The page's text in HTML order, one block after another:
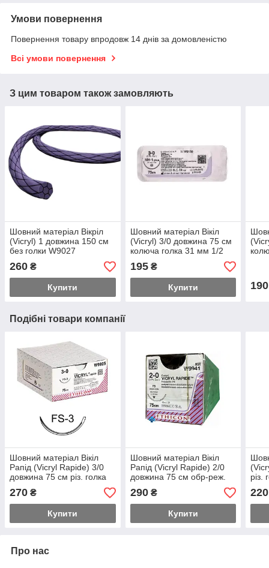
Умови повернення
Повернення товару впродовж 14 днів за домовленістю
Всі умови повернення
З цим товаром також замовляють
Шовний матеріал Вікріл
(Vicryl) 1 довжина 150 см
без голки W9027
260 ₴
Купити
Шовний матеріал Вікіл
(Vicryl) 3/0 довжина 75 см
колюча голка 31 мм 1/2
окружності W9130
195₴
Купити 190
Подібні товари компанії
Шовний матеріал Вікіл
Рапід (Vicryl Rapide) 3/0
довжина 75 см різ. голка
270 ₴
Купити
Шовний матеріал Вікіл
Рапід (Vicryl Rapide) 2/0
довжина 75 см обр-реж.
W9941
290₴
Купити
різ.
220
Про нас